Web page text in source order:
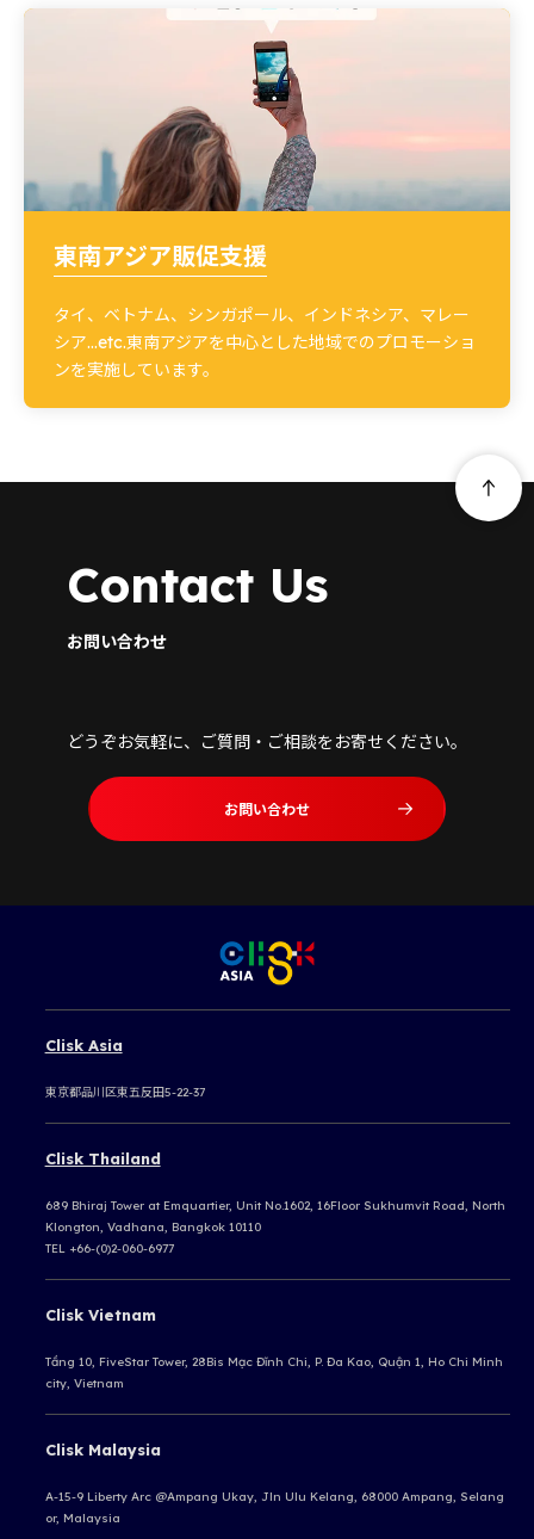
東南アジア販促支援
タイ、ベトナム、シンガポール、インドネシア、マレー
シア…etc.東南アジアを中心とした地域でのプロモーショ
ンを実施しています。
Contact Us
お問い合わせ
どうぞお気軽に、ご質問・ご相談をお寄せください。
お問い合わせ
Clisk Asia
東京都品川区東五反田5-22-37
Clisk Thailand
689 Bhiraj Tower at Emquartier, Unit No.1602, 16Floor Sukhumvit Road, North
Klongton, Vadhana, Bangkok 10110
TEL +66-(0)2-060-6977
Clisk Vietnam
Tầng 10, FiveStar Tower, 28Bis Mạc Đĩnh Chi, P. Đa Kao, Quận 1, Ho Chi Minh
city, Vietnam
Clisk Malaysia
A-15-9 Liberty Arc @Ampang Ukay, Jln Ulu Kelang, 68000 Ampang, Selang
or, Malaysia